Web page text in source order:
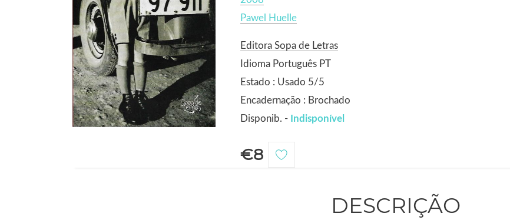
Pawel Huelle
Editora Sopa de Letras
Idioma Português PT
Estado : Usado 5/5
Encadernação : Brochado
Disponib. - Indisponível
€8
DESCRIÇÃO